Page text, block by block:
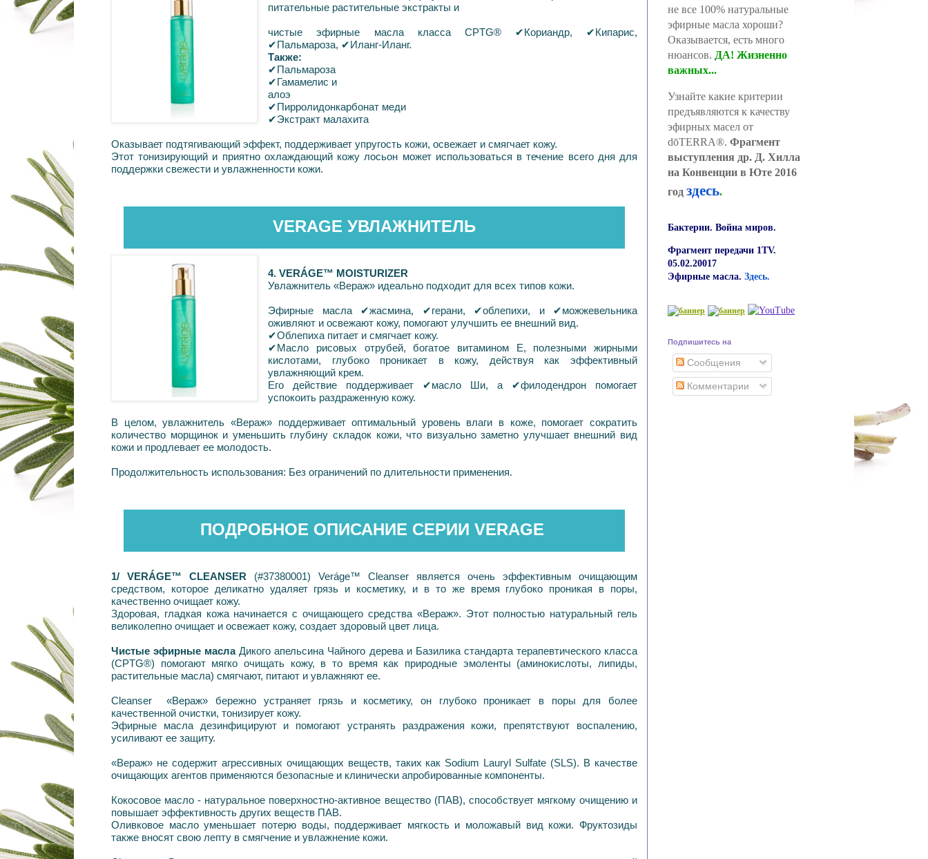
питательные растительные экстракты и
чистые эфирные масла класса CPTG® ✔Кориандр, ✔Кипарис,
✔Пальмароза, ✔Иланг-Иланг.
Также:
✔Пальмароза
✔Гамамелис и
алоэ
✔Пирролидонкарбонат меди
✔Экстракт малахита
Оказывает подтягивающий эффект, поддерживает упругость кожи, освежает и смягчает кожу.
Этот тонизирующий и приятно охлаждающий кожу лосьон может использоваться в течение всего дня для
поддержки свежести и увлажненности кожи.
VERAGE УВЛАЖНИТЕЛЬ
4. VERÁGE™ MOISTURIZER
Увлажнитель «Вераж» идеально подходит для всех типов кожи.
Эфирные масла ✔жасмина, ✔герани, ✔облепихи, и ✔можжевельника
оживляют и освежают кожу, помогают улучшить ее внешний вид.
✔Облепиха питает и смягчает кожу.
✔Масло рисовых отрубей, богатое витамином Е, полезными жирными
кислотами, глубоко проникает в кожу, действуя как эффективный
увлажняющий крем.
Его действие поддерживает ✔масло Ши, а ✔филодендрон помогает
успокоить раздраженную кожу.
В целом, увлажнитель «Вераж» поддерживает оптимальный уровень влаги в коже, помогает сократить
количество морщинок и уменьшить глубину складок кожи, что визуально заметно улучшает внешний вид
кожи и продлевает ее молодость.
Продолжительность использования: Без ограничений по длительности применения.
ПОДРОБНОЕ ОПИСАНИЕ СЕРИИ VERAGE
1/ VERÁGE™ CLEANSER (#37380001) Veráge™ Cleanser является очень эффективным очищающим
средством, которое деликатно удаляет грязь и косметику, и в то же время глубоко проникая в поры,
качественно очищает кожу.
Здоровая, гладкая кожа начинается с очищающего средства «Вераж». Этот полностью натуральный гель
великолепно очищает и освежает кожу, создает здоровый цвет лица.
Чистые эфирные масла Дикого апельсина Чайного дерева и Базилика стандарта терапевтического класса
(CPTG®) помогают мягко очищать кожу, в то время как природные эмоленты (аминокислоты, липиды,
растительные масла) смягчают, питают и увлажняют ее.
Cleanser «Вераж» бережно устраняет грязь и косметику, он глубоко проникает в поры для более
качественной очистки, тонизирует кожу.
Эфирные масла дезинфицируют и помогают устранять раздражения кожи, препятствуют воспалению,
усиливают ее защиту.
«Вераж» не содержит агрессивных очищающих веществ, таких как Sodium Lauryl Sulfate (SLS). В качестве
очищающих агентов применяются безопасные и клинически апробированные компоненты.
Кокосовое масло - натуральное поверхностно-активное вещество (ПАВ), способствует мягкому очищению и
повышает эффективность других веществ ПАВ.
Оливковое масло уменьшает потерю воды, поддерживает мягкость и моложавый вид кожи. Фруктозиды
также вносят свою лепту в смягчение и увлажнение кожи.
не все 100% натуральные
эфирные масла хороши?
Оказывается, есть много
нюансов. ДА! Жизненно
важных...
Узнайте какие критерии
предъявляются к качеству
эфирных масел от
dōTERRA®. Фрагмент
выступления др. Д. Хилла
на Конвенции в Юте 2016
год здесь.
Бактерии. Война миров.
Фрагмент передачи 1TV.
05.02.20017
Эфирные масла. Здесь.
Подпишитесь на
Сообщения
Комментарии